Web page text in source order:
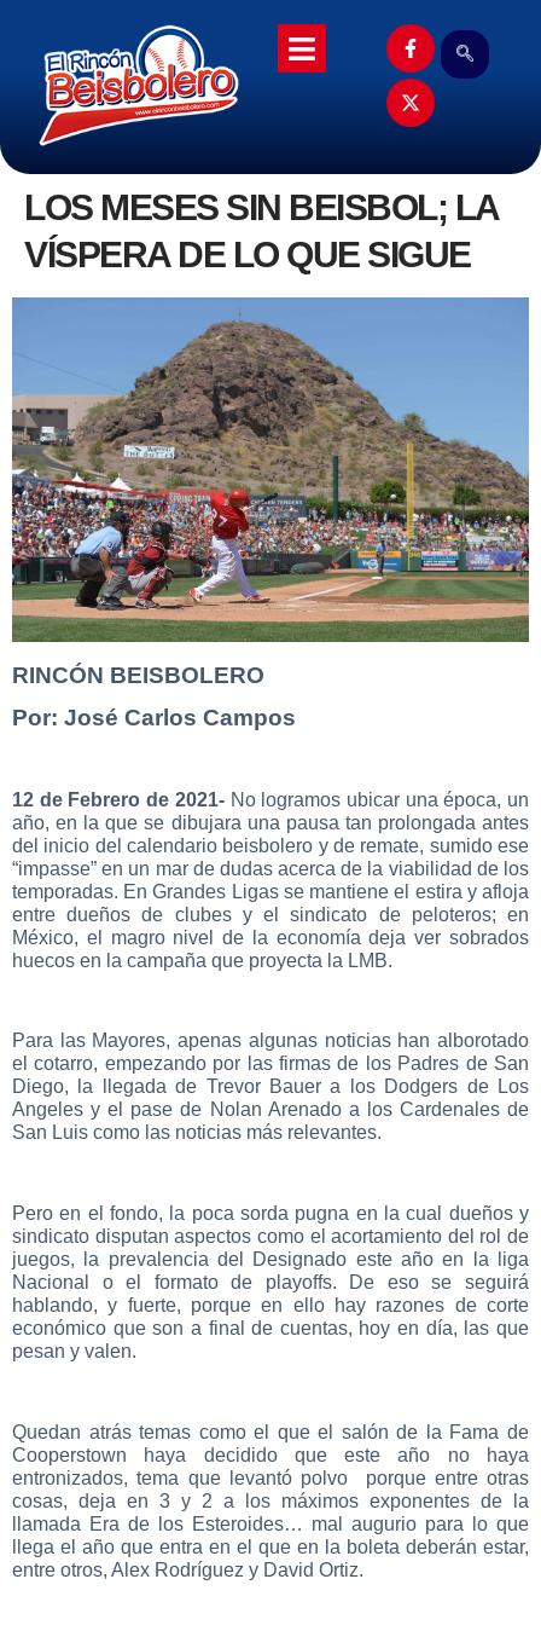
LOS MESES SIN BEISBOL; LA
VÍSPERA DE LO QUE SIGUE
RINCÓN BEISBOLERO
Por: José Carlos Campos
12 de Febrero de 2021-No logramos ubicar una época, un
año, en la que se dibujara una pausa tan prolongada antes
del inicio del calendario beisbolero y de remate, sumido ese
“impasse” en un mar de dudas acerca de la viabilidad de los
temporadas. En Grandes Ligas se mantiene el estira y afloja
entre dueños de clubes y el sindicato de peloteros; en
México, el magro nivel de la economía deja ver sobrados
huecos en la campaña que proyecta la LMB.
Para las Mayores, apenas algunas noticias han alborotado
el cotarro, empezando por las firmas de los Padres de San
Diego, la llegada de Trevor Bauer a los Dodgers de Los
Angeles y el pase de Nolan Arenado a los Cardenales de
San Luis como las noticias más relevantes.
Pero en el fondo, la poca sorda pugna en la cual dueños y
sindicato disputan aspectos como el acortamiento del rol de
juegos, la prevalencia del Designado este año en la liga
Nacional o el formato de playoffs. De eso se seguirá
hablando, y fuerte, porque en ello hay razones de corte
económico que son a final de cuentas, hoy en día, las que
pesan y valen.
Quedan atrás temas como el que el salón de la Fama de
Cooperstown haya decidido que este año no haya
entronizados, tema que levantó polvo porque entre otras
cosas, deja en 3 y 2 a los máximos exponentes de la
llamada Era de los Esteroides… mal augurio para lo que
llega el año que entra en el que en la boleta deberán estar,
entre otros, Alex Rodríguez y David Ortiz.